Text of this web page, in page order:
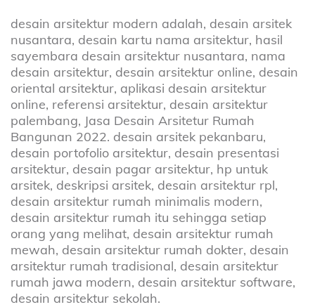
desain arsitektur modern adalah, desain arsitek
nusantara, desain kartu nama arsitektur, hasil
sayembara desain arsitektur nusantara, nama
desain arsitektur, desain arsitektur online, desain
oriental arsitektur, aplikasi desain arsitektur
online, referensi arsitektur, desain arsitektur
palembang, Jasa Desain Arsitetur Rumah
Bangunan 2022. desain arsitek pekanbaru,
desain portofolio arsitektur, desain presentasi
arsitektur, desain pagar arsitektur, hp untuk
arsitek, deskripsi arsitek, desain arsitektur rpl,
desain arsitektur rumah minimalis modern,
desain arsitektur rumah itu sehingga setiap
orang yang melihat, desain arsitektur rumah
mewah, desain arsitektur rumah dokter, desain
arsitektur rumah tradisional, desain arsitektur
rumah jawa modern, desain arsitektur software,
desain arsitektur sekolah.